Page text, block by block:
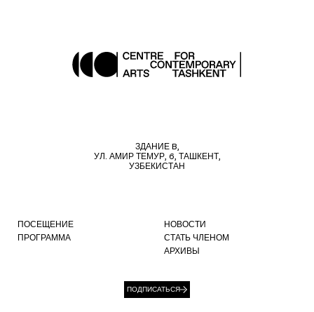
ЗДАНИЕ B,
УЛ. АМИР ТЕМУР, 6, ТАШКЕНТ,
УЗБЕКИСТАН
ПОСЕЩЕНИЕ
ПРОГРАММА
НОВОСТИ
СТАТЬ ЧЛЕНОМ
АРХИВЫ
ПОДПИСАТЬСЯ